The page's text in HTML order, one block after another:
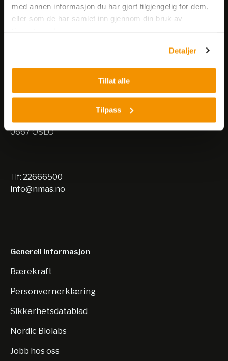
med annen informasjon du har gjort tilgjengelig for dem,
eller som de har samlet inn gjennom din bruk av
Detaljer
Tillat alle
Tilpass
Besøksadresse:
0667 OSLO
Nils Hansens vei 10
0667 OSLO
Tlf: 22666500
info@nmas.no
Generell informasjon
Bærekraft
Personvernerklæring
Sikkerhetsdatablad
Nordic Biolabs
Jobb hos oss